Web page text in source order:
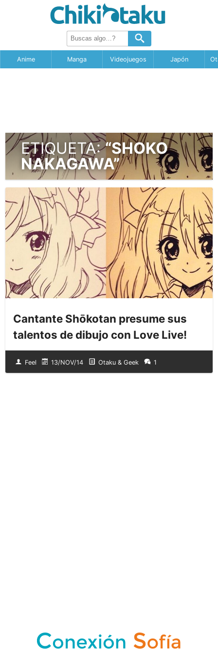
Anime Manga Videojuegos Japón
ETIQUETA:“SHOKO
NAKAGAWA”
Cantante Shōkotan presume sus
talentos de dibujo con Love Live!
Feel 13/NOV/14 Otaku & Geek 1